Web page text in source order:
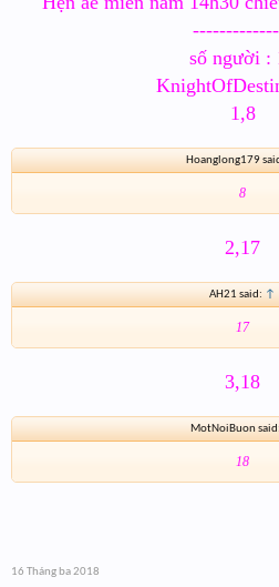
số người :
1,8
Hoanglong179
8
2,17
AH21 said: ↑
17
3,18
MotNoiBuon said:
18
16 Tháng ba 2018